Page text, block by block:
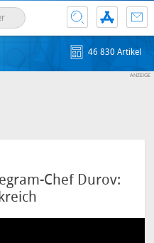
46 830 Artikel
Chef Durov: